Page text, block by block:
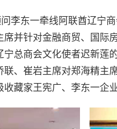
李东一牵线阿联酋辽宁
并针对金融商贸、国际
总商会文化使者迟新莲
、崔岩主席对郑海精主
藏家王宪广、李东一企